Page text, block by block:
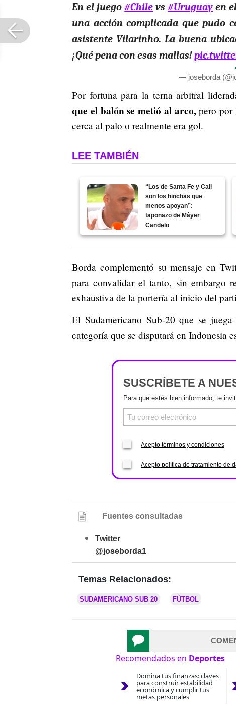
En el juego#Chile vs#Uruguay en
una acción complicada que pudo
asistente Vilarinho. La buena
¡Qué pena con esas mallas!
— joseborda
Por fortuna para la terna arbitral
que el balón se metió al arco,pero por
cerca al palo o realmente era gol.
LEE TAMBIÉN
“Los de Santa Fe y Cali
son los hinchas que
menos apoyan”:
taponazo de Máyer
Candelo
Borda complementó su mensaje en
para convalidar el tanto, sin embargo
exhaustiva de la portería al inicio del
El Sudamericano Sub-20 que se
categoría que se disputará en Indonesia
SUSCRÍBETE A
Para que estés bien informado, te
Acepto términos y condiciones
Acepto política de tratamiento de
Fuentes consultadas
Twitter
@joseborda1
Temas Relacionados:
SUDAMERICANO SUB 20 FÚTBOL
Recomendados en Deportes
Domina tus finanzas: claves
para construir estabilidad
económica y cumplir tus
metas personales